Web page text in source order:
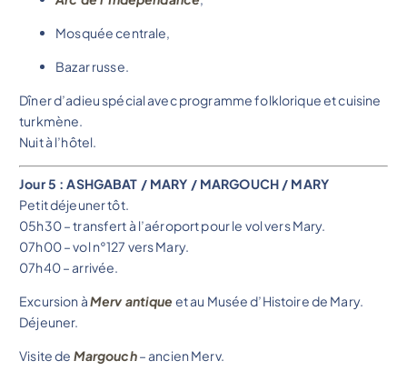
Mosquée centrale,
Bazar russe.
Dîner d’adieu spécial avec programme folklorique et cuisine
turkmène.
Nuit à l’hôtel.
Jour 5 : ASHGABAT / MARY / MARGOUCH / MARY
Petit déjeuner tôt.
05h30 – transfert à l’aéroport pour le vol vers Mary.
07h00 – vol n°127 vers Mary.
07h40 – arrivée.
Excursion àMerv antique et au Musée d’Histoire de Mary.
Déjeuner.
Visite de Margouch– ancien Merv.